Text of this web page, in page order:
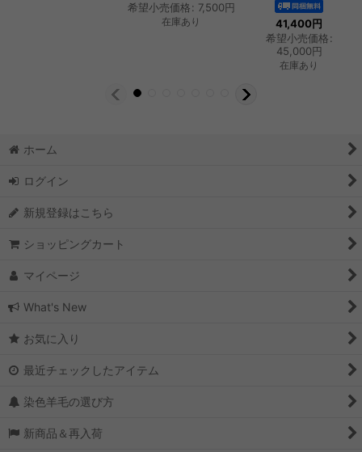
希望小売価格: 7,500円
在庫あり 41,400円
希望小売価格:
45,000円
在庫あり
ホーム
ログイン
新規登録はこちら
ショッピングカート
マイページ
What's New
お気に入り
最近チェックしたアイテム
染色羊毛の選び方
新商品＆再入荷